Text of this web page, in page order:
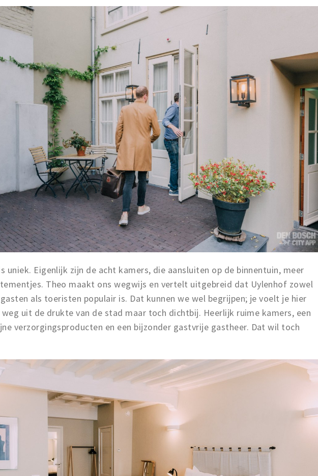
uniek. Eigenlijk zijn de acht kamers, die aansluiten op de binnentuin, meer
Theo maakt ons wegwijs en vertelt uitgebreid dat Uylenhof zowel
als toeristen populair is. Dat kunnen we wel begrijpen; je voelt je hier
uit de drukte van de stad maar toch dichtbij. Heerlijk ruime kamers, een
verzorgingsproducten en een bijzonder gastvrije gastheer. Dat wil toch